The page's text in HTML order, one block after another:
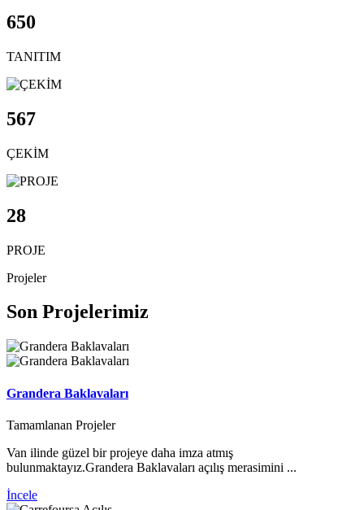
650
TANITIM
567
ÇEKİM
28
PROJE
Projeler
Son Projelerimiz
Grandera Baklavaları
Tamamlanan Projeler
Van ilinde güzel bir projeye daha imza atmış
bulunmaktayız.Grandera Baklavaları açılış merasimini ...
İncele